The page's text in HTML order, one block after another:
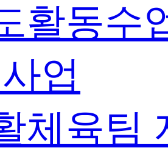
활동수
업
체육팀